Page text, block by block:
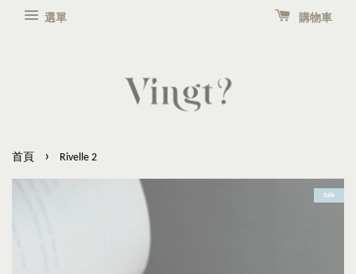
選單 購物車
首頁 › Rivelle 2
Sale